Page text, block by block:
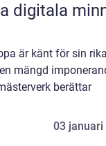
digitala
är känt för sin
mängd
berättar
03 januari